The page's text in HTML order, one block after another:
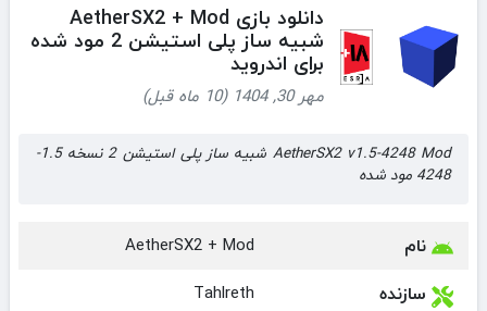
دانلود بازی AetherSX2 + Mod
شبیه ساز پلی استیشن 2 مود شده
برای اندروید
مهر 30, 1404 (10 ماه قبل)
AetherSX2 v1.5-4248 Mod شبیه ساز پلی استیشن 2 نسخه 1.5-
4248 مود شده
نام AetherSX2 + Mod
سازنده Tahlreth